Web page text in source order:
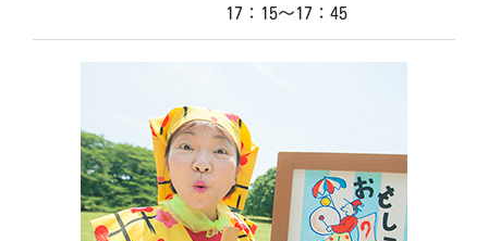
17：15～17：45